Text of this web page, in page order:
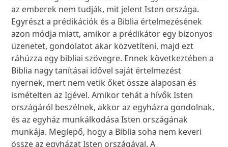
az emberek nem tudják, mit jelent Isten országa.
Egyrészt a prédikációk és a Biblia értelmezésének
azon módja miatt, amikor a prédikátor egy bizonyos
üzenetet, gondolatot akar közvetíteni, majd ezt
ráhúzza egy bibliai szövegre. Ennek következtében a
Biblia nagy tanításai idővel saját értelmezést
nyernek, mert nem vetik őket össze alaposan és
ismételten az Igével. Amikor tehát a hívők Isten
országáról beszélnek, akkor az egyházra gondolnak,
és az egyház munkálkodása Isten országának
munkája. Meglepő, hogy a Biblia soha nem keveri
össze az egyházat Isten országával. A